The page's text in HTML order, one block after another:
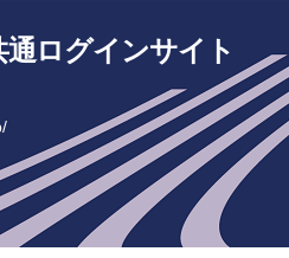
ログインサイト